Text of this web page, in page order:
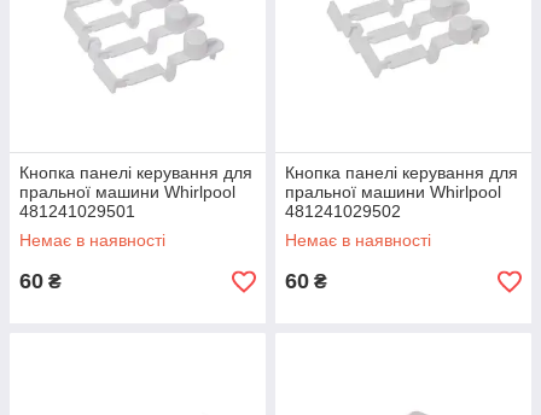
Кнопка панелі керування для
пральної машини Whirlpool
481241029501
Немає в наявності
60 ₴
Кнопка панелі керування для
пральної машини Whirlpool
481241029502
Немає в наявності
60 ₴